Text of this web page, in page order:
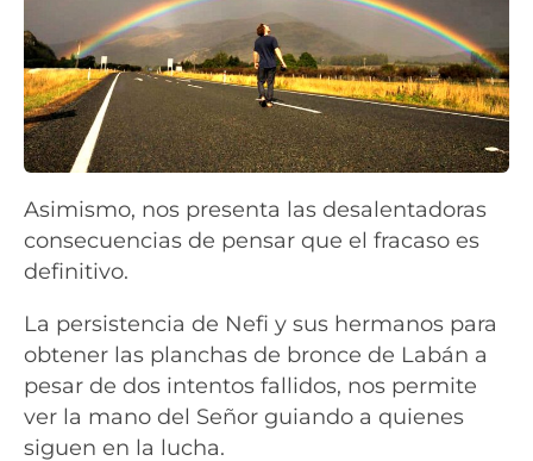
Asimismo, nos presenta las desalentadoras
consecuencias de pensar que el fracaso es
definitivo.
La persistencia de Nefi y sus hermanos para
obtener las planchas de bronce de Labán a
pesar de dos intentos fallidos, nos permite
ver la mano del Señor guiando a quienes
siguen en la lucha.